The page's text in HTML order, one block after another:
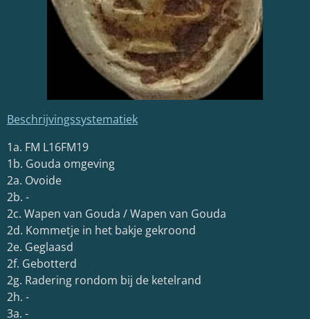
Beschrijvingssystematiek
1a. FM L16FM19
1b. Gouda omgeving
2a. Ovoide
2b. -
2c. Wapen van Gouda / Wapen van Gouda
2d. Kommetje in het bakje gekroond
2e. Geglaasd
2f. Gebotterd
2g. Radering rondom bij de ketelrand
2h. -
3a. -